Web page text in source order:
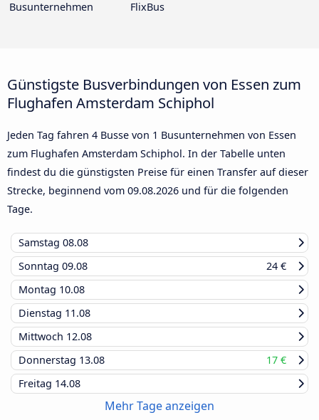
Busunternehmen
FlixBus
Günstigste Busverbindungen von Essen zum
Flughafen Amsterdam Schiphol
Jeden Tag fahren 4 Busse von 1 Busunternehmen von Essen
zum Flughafen Amsterdam Schiphol. In der Tabelle unten
findest du die günstigsten Preise für einen Transfer auf dieser
Strecke, beginnend vom 09.08.2026 und für die folgenden
Tage.
Samstag 08.08
Sonntag 09.08
24 €
Montag 10.08
Dienstag 11.08
Mittwoch 12.08
Donnerstag 13.08
17 €
Freitag 14.08
Mehr Tage anzeigen